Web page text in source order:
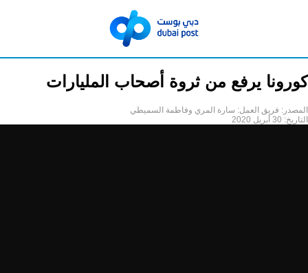
كورونا يرفع من ثروة أصحاب المليارات
المصدر: فريق العمل: سارة المري وفاطمة السميطي
التاريخ: 30 أبريل 2020